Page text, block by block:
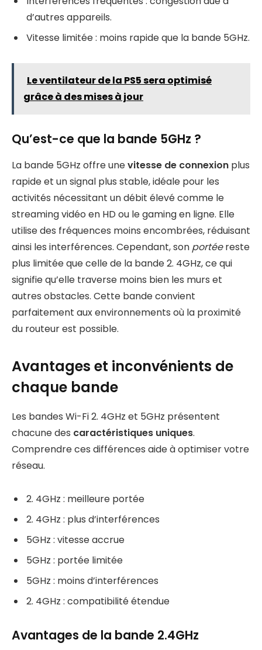
d’autres appareils.
Vitesse limitée : moins rapide que la bande 5GHz.
Le ventilateur de la PS5 sera optimisé
grâce à des mises à jour
Qu’est-ce que la bande 5GHz ?
La bande 5GHz offre unevitesse de connexion plus
rapide et un signal plus stable, idéale pour les
activités nécessitant un débit élevé comme le
streaming vidéo en HD ou le gaming en ligne. Elle
utilise des fréquences moins encombrées, réduisant
ainsi les interférences. Cependant, son portéereste
plus limitée que celle de la bande 2. 4GHz, ce qui
signifie qu’elle traverse moins bien les murs et
autres obstacles. Cette bande convient
parfaitement aux environnements où la proximité
du routeur est possible.
Avantages et inconvénients de
chaque bande
Les bandes Wi-Fi 2. 4GHz et 5GHz présentent
chacune des caractéristiques uniques.
Comprendre ces différences aide à optimiser votre
réseau.
2. 4GHz : meilleure portée
2. 4GHz : plus d’interférences
5GHz : vitesse accrue
5GHz : portée limitée
5GHz : moins d’interférences
2. 4GHz : compatibilité étendue
Avantages de la bande 2.4GHz